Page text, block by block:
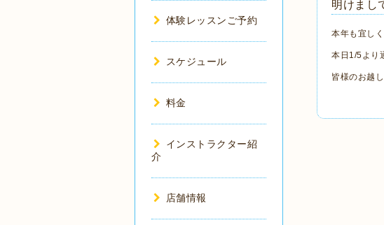
明けまし
本年も宜し
本日1/5より
皆様のお越
体験レッスンご予約
スケジュール
料金
インストラクター紹
介
店舗情報